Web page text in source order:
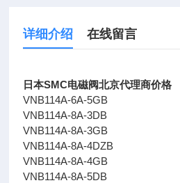
详细介绍 在线留言
日本SMC电磁阀北京代理商价格
VNB114A-6A-5GB
VNB114A-8A-3DB
VNB114A-8A-3GB
VNB114A-8A-4DZB
VNB114A-8A-4GB
VNB114A-8A-5DB